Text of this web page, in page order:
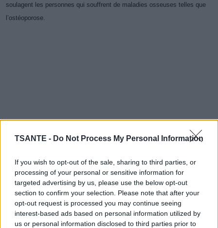
TSANTE - Do Not Process My Personal Information
If you wish to opt-out of the sale, sharing to third parties, or
processing of your personal or sensitive information for
targeted advertising by us, please use the below opt-out
section to confirm your selection. Please note that after your
opt-out request is processed you may continue seeing
interest-based ads based on personal information utilized by
us or personal information disclosed to third parties prior to
soulagent les personnes qui souffrent de maladies osseuses telles que
l’ostéoporose.